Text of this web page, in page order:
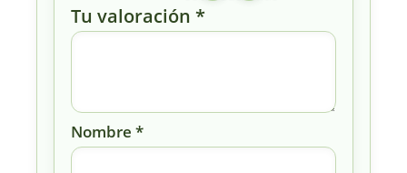
Tu valoración *
Nombre *